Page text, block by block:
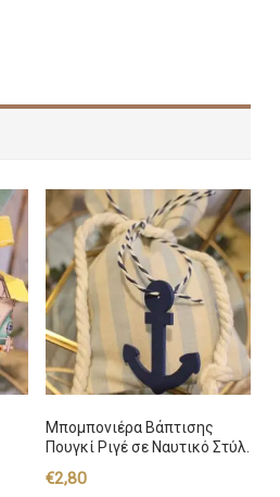
Μπομπονιέρα Βάπτισης
Πουγκί Ριγέ σε Ναυτικό Στύλ.
€2,80